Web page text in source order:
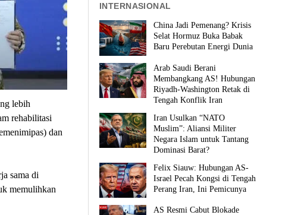
lebih
rehabilitasi
dan
sama di
memulihkan
INTERNASIONAL
China Jadi Pemenang? Krisis
Selat Hormuz Buka Babak
Baru Perebutan Energi Dunia
Arab Saudi Berani
Membangkang AS! Hubungan
Riyadh-Washington Retak di
Tengah Konflik Iran
Iran Usulkan “NATO
Muslim”: Aliansi Militer
Negara Islam untuk Tantang
Dominasi Barat?
Felix Siauw: Hubungan AS-
Israel Pecah Kongsi di Tengah
Perang Iran, Ini Pemicunya
AS Resmi Cabut Blokade